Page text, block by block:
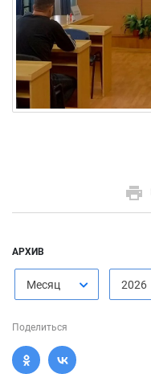
АРХИВ
Месяц 2026
Поделиться